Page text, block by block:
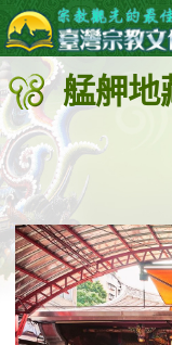
跳
到
主
要
內
容
區
塊
:::
艋舺地